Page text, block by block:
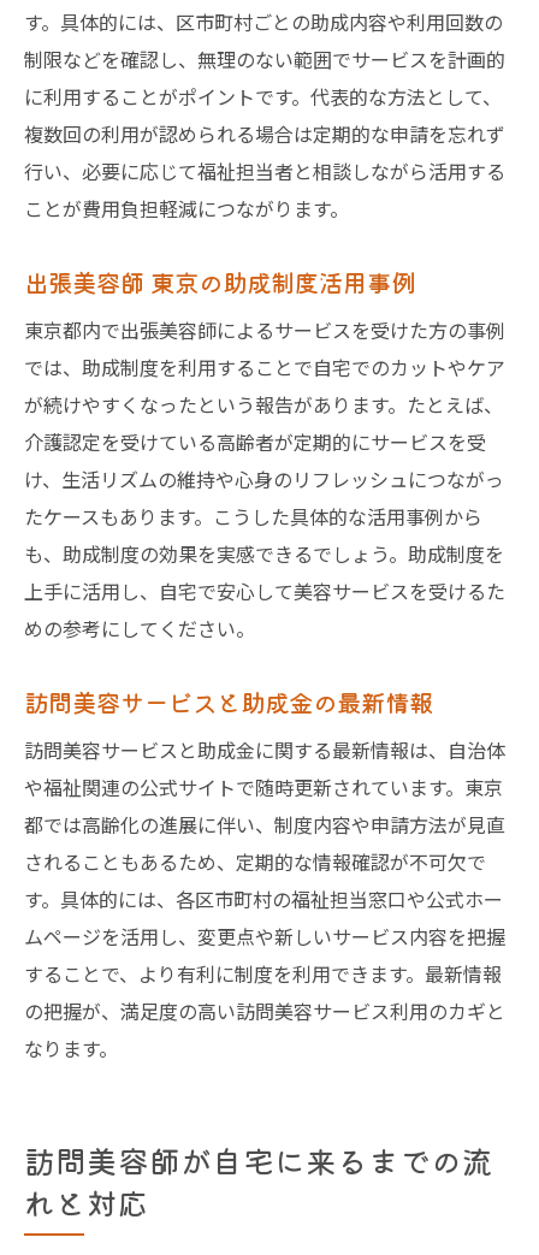
す。具体的には、区市町村ごとの助成内容や利用回数の
制限などを確認し、無理のない範囲でサービスを計画的
に利用することがポイントです。代表的な方法として、
複数回の利用が認められる場合は定期的な申請を忘れず
行い、必要に応じて福祉担当者と相談しながら活用する
ことが費用負担軽減につながります。
出張美容師 東京の助成制度活用事例
東京都内で出張美容師によるサービスを受けた方の事例
では、助成制度を利用することで自宅でのカットやケア
が続けやすくなったという報告があります。たとえば、
介護認定を受けている高齢者が定期的にサービスを受
け、生活リズムの維持や心身のリフレッシュにつながっ
たケースもあります。こうした具体的な活用事例から
も、助成制度の効果を実感できるでしょう。助成制度を
上手に活用し、自宅で安心して美容サービスを受けるた
めの参考にしてください。
訪問美容サービスと助成金の最新情報
訪問美容サービスと助成金に関する最新情報は、自治体
や福祉関連の公式サイトで随時更新されています。東京
都では高齢化の進展に伴い、制度内容や申請方法が見直
されることもあるため、定期的な情報確認が不可欠で
す。具体的には、各区市町村の福祉担当窓口や公式ホー
ムページを活用し、変更点や新しいサービス内容を把握
することで、より有利に制度を利用できます。最新情報
の把握が、満足度の高い訪問美容サービス利用のカギと
なります。
訪問美容師が自宅に来るまでの流
れと対応